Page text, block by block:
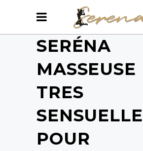
SERÉNA
MASSEUSE
TRES
SENSUELLE
POUR